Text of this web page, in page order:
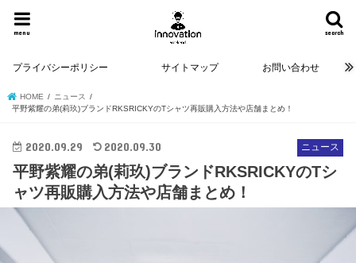
search
menu
プライバシーポリシー サイトマップ お問い合わせ
HOME
ニュース
平野紫耀の弟(莉玖)ブランドRKSRICKYのTシャツ再販購入方法や店舗まとめ！
ニュース
2020.09.29 2020.09.30
平野紫耀の弟(莉玖)ブランドRKSRICKYのTシ
ャツ再販購入方法や店舗まとめ！